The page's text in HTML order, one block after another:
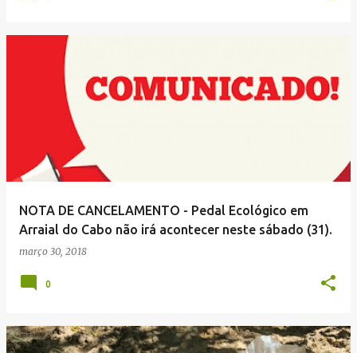
NOTA DE CANCELAMENTO - Pedal Ecológico em
Arraial do Cabo não irá acontecer neste sábado (31).
março 30, 2018
0